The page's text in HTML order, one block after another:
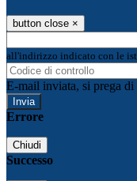
button close ×
all'indirizzo indicato con le
E-mail inviata, si prega di
Errore
Chiudi
Successo